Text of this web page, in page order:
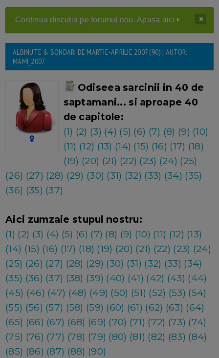
Continua discutia pe forumul nou. Apasa aici
ALBINUTE & BONDARI DE MARTIE-APRILIE 2007 (90) | AUTOR:
MAMI_2007
Odiseea sarcinii in 40 de
saptamani... si aproape 40
de capitole:
(1) (2) (3) (4) (5) (6) (7) (8) (9) (10)
(11) (12) (13) (14) (15) (16) (17) (18)
(19) (20) (21) (22) (23) (24) (25)
(26) (27) (28) (29) (30) (31) (32) (33) (34) (35)
(36) (35) (37)
Aici zumzaie stupul nostru:
(1) (2) (3) (4) (5) (6) (7) (8) (9) (10) (11) (12) (13)
(14) (15) (16) (17) (18) (19) (20) (21) (22) (23) (24)
(25) (26) (27) (28) (29) (30) (31) (32) (33) (34)
(35) (36) (37) (38) (39) (40) (41) (42) (43) (44)
(45) (46) (47) (48) (49) (50) (51) (52) (53) (54)
(55) (56) (57) (58) (59) (60) (61) (62) (63) (64)
(65) (66) (67) (68) (69) (70) (71) (72) (73) (74)
(75) (76) (77) (78) (79) (80) (81) (82) (83) (84)
(85) (86) (87) (88) (90)